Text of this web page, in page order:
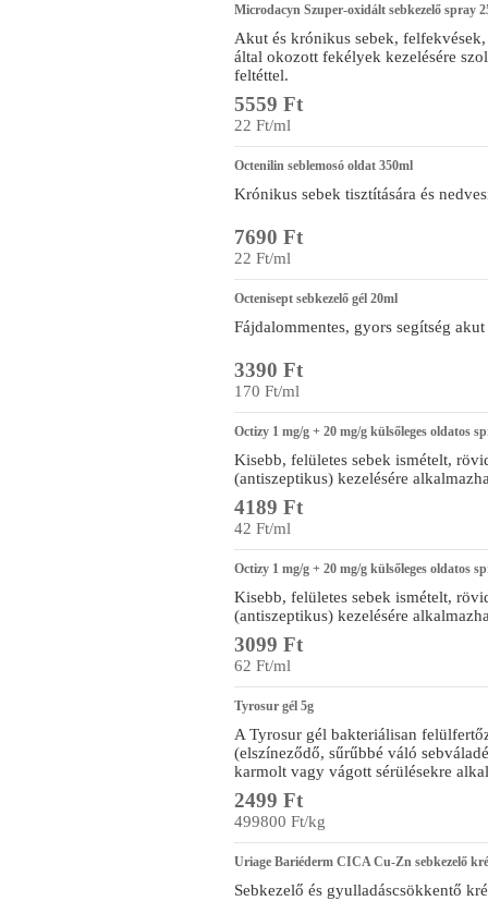
Microdacyn Szuper-oxidált sebkezelő spray
Akut és krónikus sebek,
által okozott fekélyek kezelésére
feltéttel.
5559 Ft
22 Ft/ml
Octenilin seblemosó oldat 350ml
Krónikus sebek tisztítására és
7690 Ft
22 Ft/ml
Octenisept sebkezelő gél 20ml
Fájdalommentes, gyors segítség akut
3390 Ft
170 Ft/ml
Octizy 1 mg/g + 20 mg/g külsőleges oldatos
Kisebb, felületes sebek ismételt,
(antiszeptikus) kezelésére
4189 Ft
42 Ft/ml
Octizy 1 mg/g + 20 mg/g külsőleges oldatos
Kisebb, felületes sebek ismételt,
(antiszeptikus) kezelésére
3099 Ft
62 Ft/ml
Tyrosur gél 5g
A Tyrosur gél bakteriálisan
(elszíneződő, sűrűbbé váló
karmolt vagy vágott sérülésekre
2499 Ft
499800 Ft/kg
Uriage Bariéderm CICA Cu-Zn sebkezelő
Sebkezelő és gyulladáscsökkentő